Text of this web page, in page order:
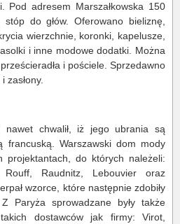
Pod adresem Marszałkowska 150
do głów. Oferowano bieliznę,
wierzchnie, koronki, kapelusze,
i inne modowe dodatki. Można
i pościele. Sprzedawno
zasłony.
nawet chwalił, iż jego ubrania są
francuską. Warszawski dom mody
projektantach, do których należeli:
Raudnitz, Lebouvier oraz
wzorce, które następnie zdobiły
Paryża sprowadzane były także
dostawców jak firmy: Virot,